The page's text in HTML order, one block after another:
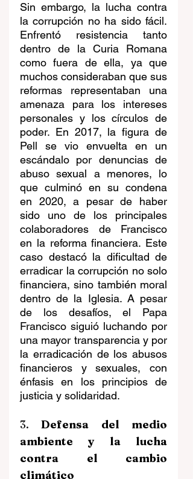
Sin embargo, la lucha contra
la corrupción no ha sido fácil.
Enfrentó resistencia tanto
dentro de la Curia Romana
como fuera de ella, ya que
muchos consideraban que sus
reformas representaban una
amenaza para los intereses
personales y los círculos de
poder. En 2017, la figura de
Pell se vio envuelta en un
escándalo por denuncias de
abuso sexual a menores, lo
que culminó en su condena
en 2020, a pesar de haber
sido uno de los principales
colaboradores de Francisco
en la reforma financiera. Este
caso destacó la dificultad de
erradicar la corrupción no solo
financiera, sino también moral
dentro de la Iglesia. A pesar
de los desafíos, el Papa
Francisco siguió luchando por
una mayor transparencia y por
la erradicación de los abusos
financieros y sexuales, con
énfasis en los principios de
justicia y solidaridad.
3. Defensa del medio
ambiente y la lucha
contra el cambio
climático